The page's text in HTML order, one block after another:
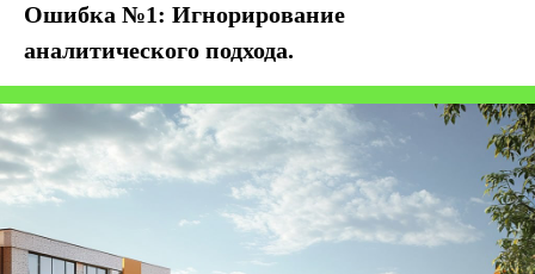
Ошибка №1: Игнорирование
аналитического подхода.